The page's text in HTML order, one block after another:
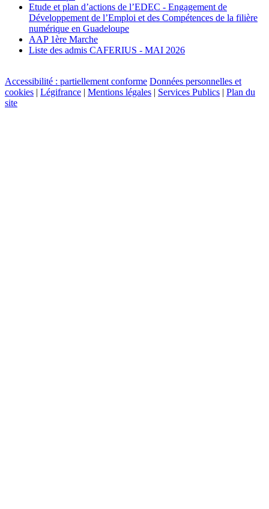
Etude et plan d’actions de l’EDEC - Engagement de
Développement de l’Emploi et des Compétences de la filière
numérique en Guadeloupe
AAP 1ère Marche
Liste des admis CAFERIUS - MAI 2026
Accessibilité : partiellement conforme Données personnelles et
cookies | Légifrance | Mentions légales | Services Publics | Plan du
site